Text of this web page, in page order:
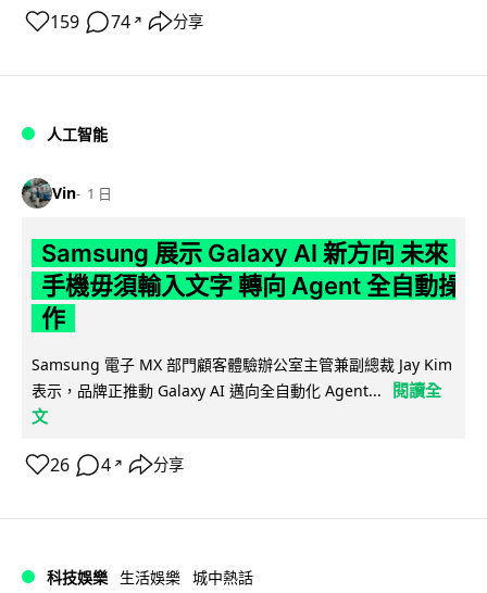
159 74 ↗ 分享
人工智能
Vin 1 日
Samsung 展示 Galaxy AI 新方向 未來
手機毋須輸入文字 轉向 Agent 全自動操
作
Samsung 電子 MX 部門顧客體驗辦公室主管兼副總裁 Jay Kim
表示，品牌正推動 Galaxy AI 邁向全自動化 Agent...
閱讀全
文
26 4 ↗ 分享
科技娛樂 生活娛樂 城中熱話